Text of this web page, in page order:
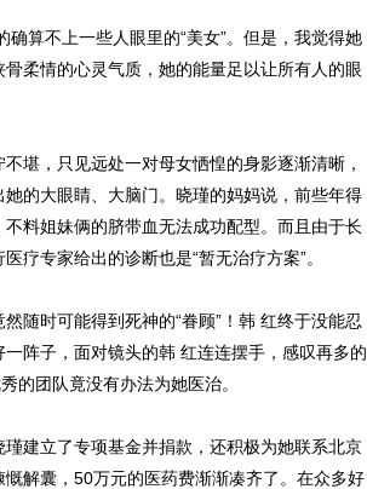
算不上一些人眼里的“美女”。但是，我觉得她
柔情的心灵气质，她的能量足以让所有人的眼
，只见远处一对母女恓惶的身影逐渐清晰，
的大眼睛、大脑门。晓瑾的妈妈说，前些年得
料姐妹俩的脐带血无法成功配型。而且由于长
疗专家给出的诊断也是“暂无治疗方案”。
时可能得到死神的“眷顾”！韩 红终于没能忍
阵子，面对镜头的韩 红连连摆手，感叹再多的
的团队竟没有办法为她医治。
建立了专项基金并捐款，还积极为她联系北京
解囊，50万元的医药费渐渐凑齐了。在众多好